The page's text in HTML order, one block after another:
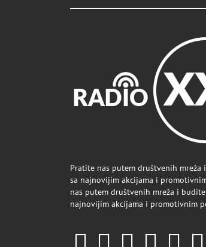
Pratite nas putem društvenih
sa najnovijim akcijama i
nas putem društvenih mreža i
najnovijim akcijama i promotivnim